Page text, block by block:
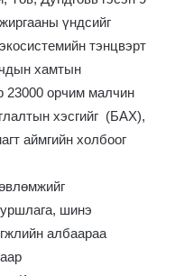
үндсийг
тэнцвэрт
хамтын
23000 орчим малчин
хэсгийг (БАХ),
аймгийн холбоог
шинэ
албаараа